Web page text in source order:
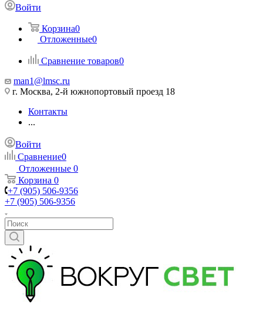
Войти
Корзина0
Отложенные0
Сравнение товаров0
man1@lmsc.ru
г. Москва, 2-й южнопортовый проезд 18
Контакты
...
Войти
Сравнение0
Отложенные 0
Корзина 0
+7 (905) 506-9356
+7 (905) 506-9356